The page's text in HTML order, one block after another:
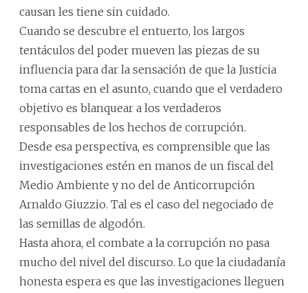
causan les tiene sin cuidado.
Cuando se descubre el entuerto, los largos
tentáculos del poder mueven las piezas de su
influencia para dar la sensación de que la Justicia
toma cartas en el asunto, cuando que el verdadero
objetivo es blanquear a los verdaderos
responsables de los hechos de corrupción.
Desde esa perspectiva, es comprensible que las
investigaciones estén en manos de un fiscal del
Medio Ambiente y no del de Anticorrupción
Arnaldo Giuzzio. Tal es el caso del negociado de
las semillas de algodón.
Hasta ahora, el combate a la corrupción no pasa
mucho del nivel del discurso. Lo que la ciudadanía
honesta espera es que las investigaciones lleguen